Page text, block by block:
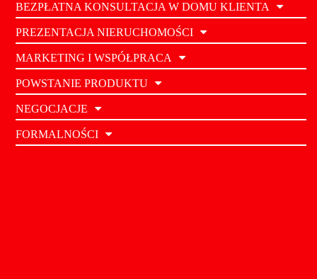
BEZPŁATNA KONSULTACJA W DOMU KLIENTA
PREZENTACJA NIERUCHOMOŚCI
MARKETING I WSPÓŁPRACA
POWSTANIE PRODUKTU
NEGOCJACJE
FORMALNOŚCI